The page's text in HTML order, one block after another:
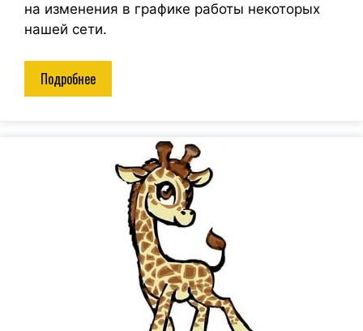
на изменения в графике работы некоторых
нашей сети.
Подробнее